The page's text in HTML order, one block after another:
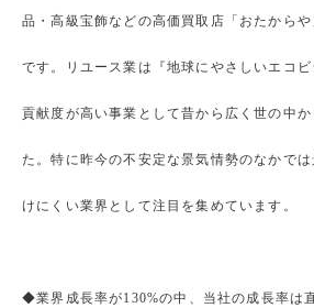
品・高級宝飾などの高価買取店「おたから
です。リユース業は『地球にやさしいエコ
貢献度が高い事業として昔から広く世の中
た。特に昨今の不安定な景気情勢のなかで
けにくい業界として注目を集めています。
◆業界成長率が130%の中、当社の成長率は